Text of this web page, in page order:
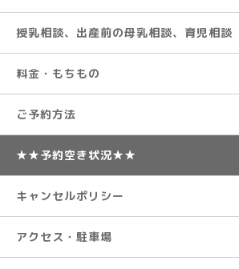
授乳相談、出産前の母乳相談、育児相談
料金・もちもの
ご予約方法
★★予約空き状況★★
キャンセルポリシー
アクセス・駐車場